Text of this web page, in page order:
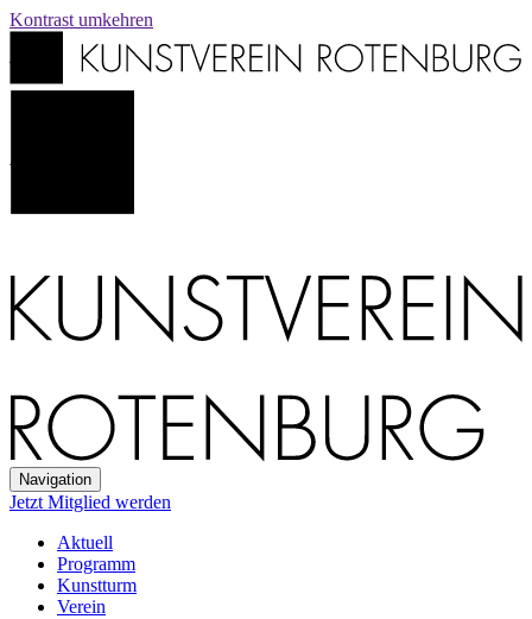
Kontrast umkehren
Navigation
Jetzt Mitglied werden
Aktuell
Programm
Kunstturm
Verein